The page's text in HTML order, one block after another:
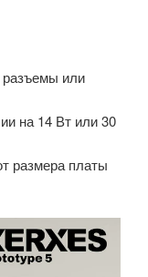
разъемы или
на 14 Вт или 30
размера платы